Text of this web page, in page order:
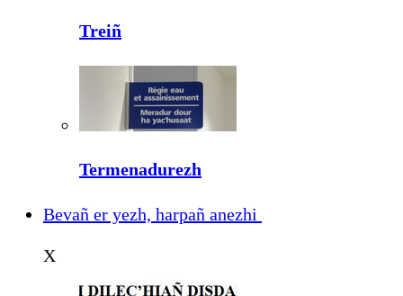
Treiñ
Termenadurezh
Bevañ er yezh, harpañ anezhi
X